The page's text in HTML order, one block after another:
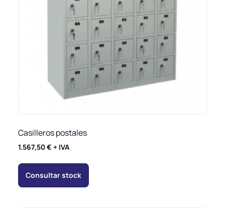
Casilleros postales
1.567,50€ + IVA
Consultar stock